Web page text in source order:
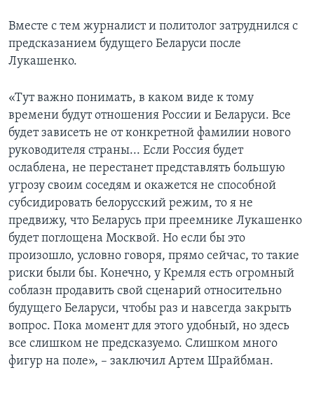
Вместе с тем журналист и политолог затруднился с
предсказанием будущего Беларуси после
Лукашенко.
«Тут важно понимать, в каком виде к тому
времени будут отношения России и Беларуси. Все
будет зависеть не от конкретной фамилии нового
руководителя страны... Если Россия будет
ослаблена, не перестанет представлять большую
угрозу своим соседям и окажется не способной
субсидировать белорусский режим, то я не
предвижу, что Беларусь при преемнике Лукашенко
будет поглощена Москвой. Но если бы это
произошло, условно говоря, прямо сейчас, то такие
риски были бы. Конечно, у Кремля есть огромный
соблазн продавить свой сценарий относительно
будущего Беларуси, чтобы раз и навсегда закрыть
вопрос. Пока момент для этого удобный, но здесь
все слишком не предсказуемо. Слишком много
фигур на поле», – заключил Артем Шрайбман.